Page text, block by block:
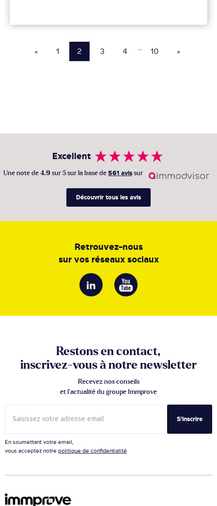
« 1 2 3 4 10 »
Excellent
Une note de 4.9 sur 5 sur la base de 561 avis sur
Découvrir tous les avis
Retrouvez-nous
sur vos réseaux sociaux
Restons en contact,
inscrivez-vous à notre newsletter
Recevez nos conseils
et l’actualité du groupe Immprove
S'inscrire
En soumettant votre email,
vous acceptez notre politique de confidentialité